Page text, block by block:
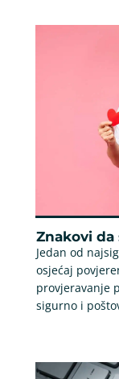
Znakovi
Jedan od
osjećaj
provjeravanje
sigurno i